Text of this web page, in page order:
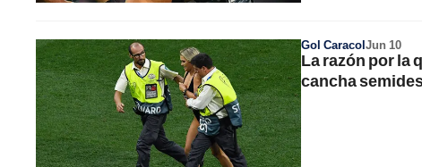
Gol CaracolJun 10
La razón por la
cancha